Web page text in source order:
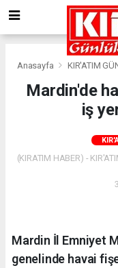
Anasayfa KIR'ATIM
Mardin'de
iş
(KIRATIM HABER) -
Mardin İl Emniyet
genelinde havai